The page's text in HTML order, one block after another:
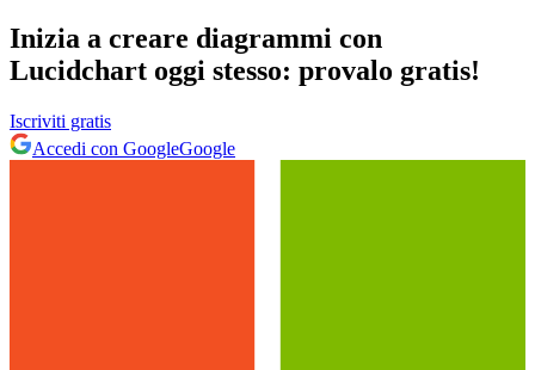
Inizia a creare diagrammi con
Lucidchart oggi stesso: provalo gratis!
Iscriviti gratis
Accedi con GoogleGoogle